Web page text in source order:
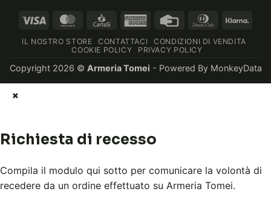
Visa MasterCardCartaSi
American Credit
Dinners
IL NOSTRO STORE CONTATTACI
CONDIZIONI DI VENDITA
COOKIE POLICY
PRIVACY POLICY
Copyright 2026 © Armeria Tomei - Powered By MonkeyData
×
Richiesta di recesso
Compila il modulo qui sotto per comunicare la volontà di
recedere da un ordine effettuato su Armeria Tomei.